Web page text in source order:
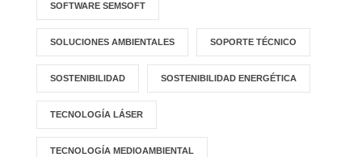
SOFTWARE SEMSOFT
SOLUCIONES AMBIENTALES SOPORTE TÉCNICO
SOSTENIBILIDAD SOSTENIBILIDAD ENERGÉTICA
TECNOLOGÍA LÁSER
TECNOLOGÍA MEDIOAMBIENTAL